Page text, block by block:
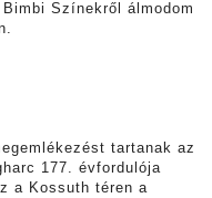
Színekről álmodom
tartanak az
177. évfordulója
a Kossuth téren a